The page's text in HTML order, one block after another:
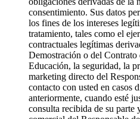
consentimiento. Sus datos
los fines de los intereses
tratamiento, tales como el
contractuales legítimas
Demostración o del
Educación, la seguridad, la
marketing directo del
contacto con usted en casos
anteriormente, cuando esté
consulta recibida de su parte